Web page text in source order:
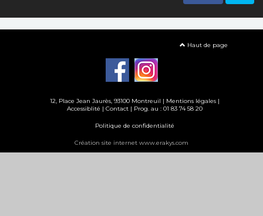
Haut de page
12, Place Jean Jaurès, 93100 Montreuil | Mentions légales|
Accessiblité | Contact| Prog. au : 01 83 74 58 20
Politique de confidentialité
Création site internet www.erakys.com